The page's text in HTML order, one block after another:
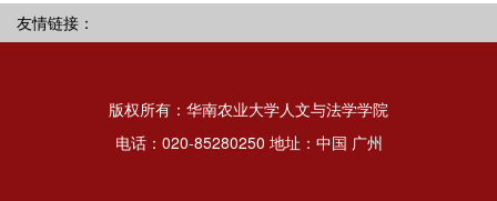
友情链接：
版权所有：华南农业大学人文与法学学院
电话：020-85280250 地址：中国 广州